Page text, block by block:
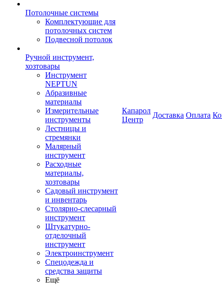
Потолочные системы
Комплектующие для
потолочных систем
Подвесной потолок
Ручной инструмент,
хозтовары
Инструмент
NEPTUN
Абразивные
материалы
Измерительные
инструменты
Лестницы и
стремянки
Малярный
инструмент
Расходные
материалы,
хозтовары
Садовый инструмент
и инвентарь
Столярно-слесарный
инструмент
Штукатурно-
отделочный
инструмент
Электроинструмент
Спецодежда и
средства защиты
Ещё
Капарол
Центр
Доставка Оплата